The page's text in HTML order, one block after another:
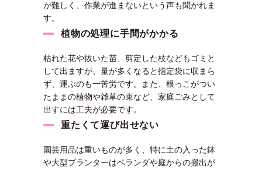
が難しく、作業が進まないという声も聞かれま
す。
植物の処理に手間がかかる
枯れた花や抜いた苗、剪定した枝などもゴミと
して出ますが、量が多くなると指定袋に収まら
ず、運ぶのも一苦労です。また、根っこがつい
たままの植物や雑草の束など、家庭ごみとして
出すには工夫が必要です。
重たくて運び出せない
園芸用品は重いものが多く、特に土の入った鉢
や大型プランターはベランダや庭からの搬出が